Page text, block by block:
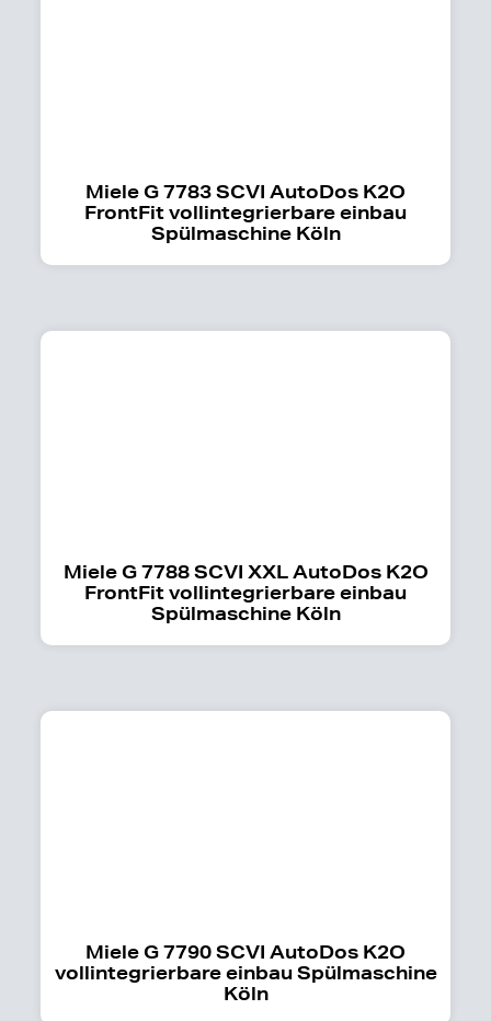
Miele G 7783 SCVI AutoDos K2O
FrontFit vollintegrierbare einbau
Spülmaschine Köln
Miele G 7788 SCVI XXL AutoDos K2O
FrontFit vollintegrierbare einbau
Spülmaschine Köln
Miele G 7790 SCVI AutoDos K2O
vollintegrierbare einbau Spülmaschine
Köln